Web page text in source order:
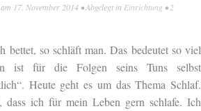
am 17. November 2014 • Abgelegt in Einrichtung •2
bettet, so schläft man. Das bedeutet so viel
ist für die Folgen seins Tuns selbst
Heute geht es um das Thema Schlaf.
ich für mein Leben gern schlafe. Ich